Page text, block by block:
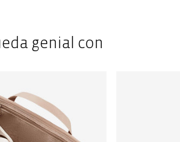
genial con